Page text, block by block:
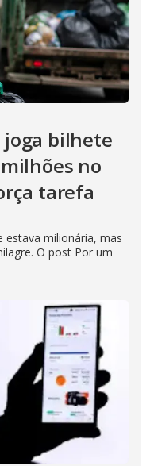
bilhete
no
tarefa
estava milionária, mas
O post Por um